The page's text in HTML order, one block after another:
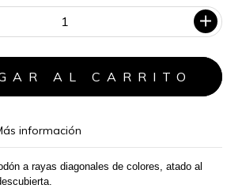
información
a rayas diagonales de colores, atado al